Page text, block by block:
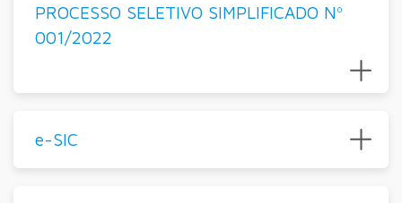
PROCESSO SELETIVO SIMPLIFICADO Nº
001/2022
e-SIC